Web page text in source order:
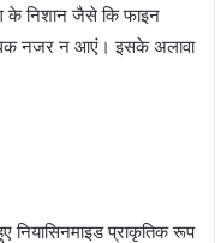
के निशान जैसे कि फाइन
नजर न आएं। इसके अलावा
प्राकृतिक रूप